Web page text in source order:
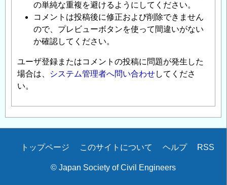
の単純な重複を避けるようにしてください。
コメントは投稿後に修正および削除できません
ので、プレビューボタンを使って間違いがない
か確認してください。
ユーザ登録またはコメントの投稿に問題が発生した
場合は、
システム管理者へ問い合わせしてくださ
い。
Secondary
トップページ このサイトについて ヘルプ RSS
© Japan Society of Civil Engineers